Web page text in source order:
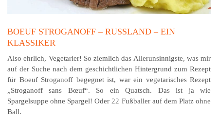
BOEUF STROGANOFF – RUSSLAND – EIN
KLASSIKER
Also ehrlich, Vegetarier! So ziemlich das Allerunsinnigste, was mir
auf der Suche nach dem geschichtlichen Hintergrund zum Rezept
für Boeuf Stroganoff begegnet ist, war ein vegetarisches Rezept
„Stroganoff sans Bœuf“. So ein Quatsch. Das ist ja wie
Spargelsuppe ohne Spargel! Oder 22 Fußballer auf dem Platz ohne
Ball.